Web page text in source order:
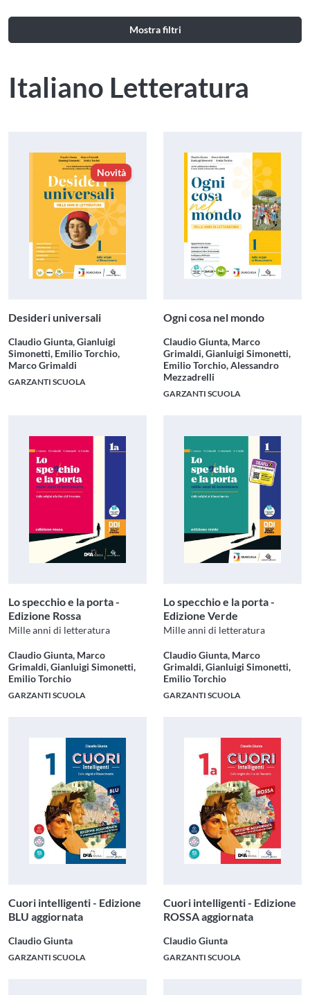
Mostra filtri
Italiano Letteratura
Novità
Desideri universali
Claudio Giunta, Gianluigi
Simonetti, Emilio Torchio,
Marco Grimaldi
GARZANTI SCUOLA
Ogni cosa nel mondo
Claudio Giunta, Marco
Grimaldi, Gianluigi Simonetti,
Emilio Torchio, Alessandro
Mezzadrelli
GARZANTI SCUOLA
Lo specchio e la porta -
Edizione Rossa
Mille anni di letteratura
Claudio Giunta, Marco
Grimaldi, Gianluigi Simonetti,
Emilio Torchio
GARZANTI SCUOLA
Lo specchio e la porta -
Edizione Verde
Mille anni di letteratura
Claudio Giunta, Marco
Grimaldi, Gianluigi Simonetti,
Emilio Torchio
GARZANTI SCUOLA
Cuori intelligenti - Edizione
BLU aggiornata
Claudio Giunta
GARZANTI SCUOLA
Cuori intelligenti - Edizione
ROSSA aggiornata
Claudio Giunta
GARZANTI SCUOLA